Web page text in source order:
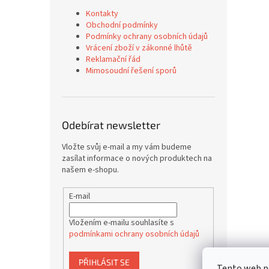
Kontakty
Obchodní podmínky
Podmínky ochrany osobních údajů
Vrácení zboží v zákonné lhůtě
Reklamační řád
Mimosoudní řešení sporů
Odebírat newsletter
Vložte svůj e-mail a my vám budeme
zasílat informace o nových produktech na
našem e-shopu.
E-mail
Vložením e-mailu souhlasíte s
podmínkami ochrany osobních údajů
PŘIHLÁSIT SE